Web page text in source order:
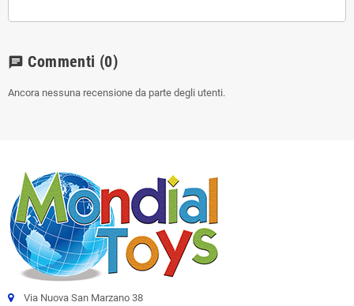
chat Commenti (0)
Ancora nessuna recensione da parte degli utenti.
Via Nuova San Marzano 38